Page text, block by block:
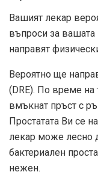
Вашият лекар
въпроси за
направят
Вероятно ще
(DRE). По време на
вмъкнат пръст с
Простатата Ви се
лекар може лесно
бактериален
нежен.